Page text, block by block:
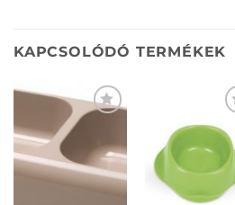
KAPCSOLÓDÓ TERMÉKEK
KEDVENCEKHEZ KEDVENCEKHEZ